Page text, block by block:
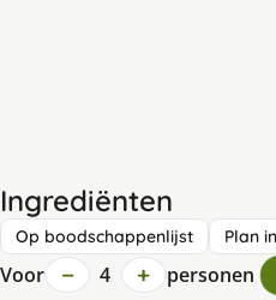
Ingrediënten
Op boodschappenlijst Plan
Voor − 4 + personen